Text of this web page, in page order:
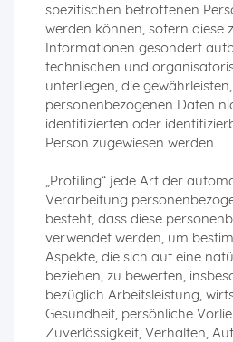
spezifischen betroffenen
werden können, sofern diese
Informationen gesondert
technischen und
unterliegen, die
personenbezogenen Daten
identifizierten oder
Person zugewiesen werden.
„Profiling“ jede Art der
Verarbeitung
besteht, dass diese
verwendet werden, um
Aspekte, die sich auf eine
beziehen, zu bewerten,
bezüglich Arbeitsleistung,
Gesundheit, persönliche
Zuverlässigkeit, Verhalten,